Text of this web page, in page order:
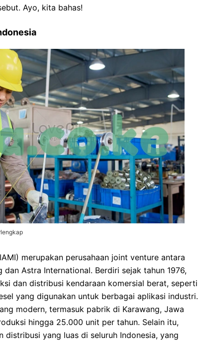
Ayo, kita bahas!
merupakan perusahaan joint venture antara
Astra International. Berdiri sejak tahun 1976,
dan distribusi kendaraan komersial berat, seperti
yang digunakan untuk berbagai aplikasi industri.
modern, termasuk pabrik di Karawang, Jawa
hingga 25.000 unit per tahun. Selain itu,
distribusi yang luas di seluruh Indonesia, yang